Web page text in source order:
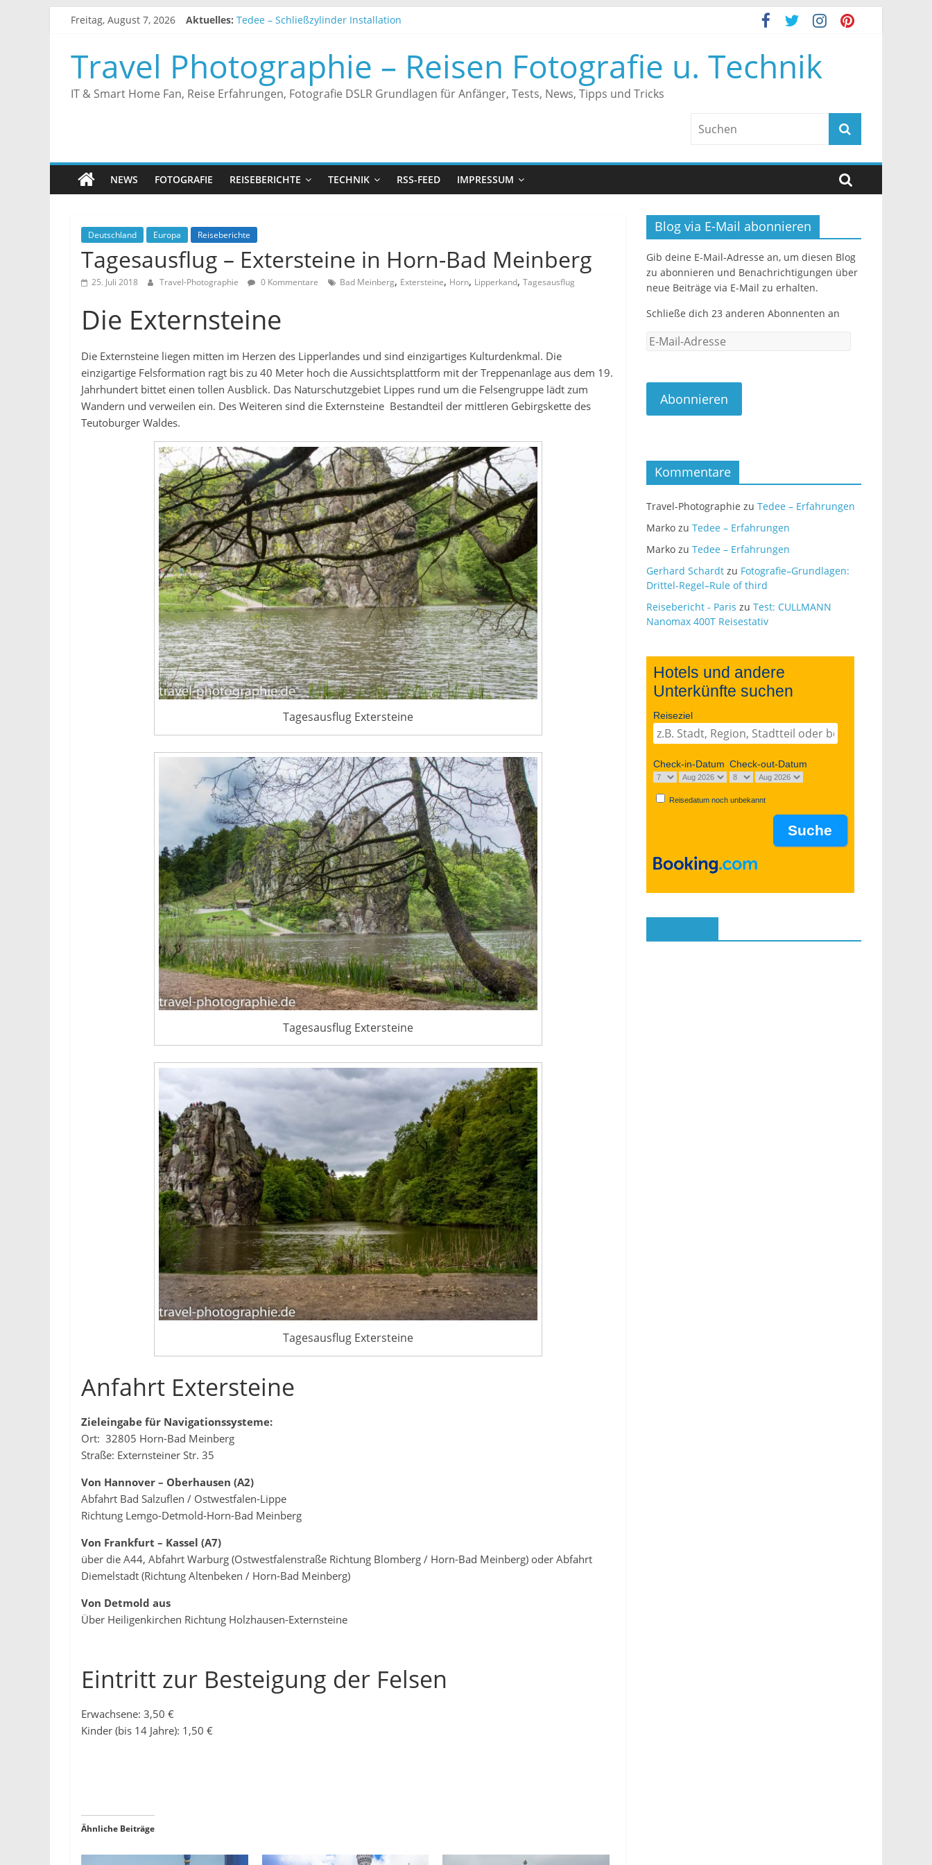
ZumFreitag, August 7, 2026 Aktuelles: Tedee – Schließzylinder Installation
Tedee – Smartes Türschloss an Alexa anbinden
Tedee – Erfahrungen
Travel Photographie – Reisen Fotografie u. Technik
IT & Smart Home Fan, Reise Erfahrungen, Fotografie DSLR Grundlagen für Anfänger, Tests, News, Tipps und Tricks
NEWS FOTOGRAFIE REISEBERICHTE TECHNIK RSS-FEED IMPRESSUM
Deutschland Europa Reiseberichte
Tagesausflug – Extersteine in Horn-Bad Meinberg
25. Juli 2018 Travel-Photographie 0 Kommentare Bad Meinberg, Extersteine, Horn, Lipperkand, Tagesausflug
Die Externsteine
Die Externsteine liegen mitten im Herzen des Lipperlandes und sind einzigartiges Kulturdenkmal. Die
einzigartige Felsformation ragt bis zu 40 Meter hoch die Aussichtsplattform mit der Treppenanlage aus dem 19.
Jahrhundert bittet einen tollen Ausblick. Das Naturschutzgebiet Lippes rund um die Felsengruppe lädt zum
Wandern und verweilen ein. Des Weiteren sind die Externsteine Bestandteil der mittleren Gebirgskette des
Teutoburger Waldes.
Tagesausflug Extersteine
Tagesausflug Extersteine
Tagesausflug Extersteine
Anfahrt Extersteine
Zieleingabe für Navigationssysteme:
Ort: 32805 Horn-Bad Meinberg
Straße: Externsteiner Str. 35
Von Hannover – Oberhausen (A2)
Abfahrt Bad Salzuflen / Ostwestfalen-Lippe
Richtung Lemgo-Detmold-Horn-Bad Meinberg
Von Frankfurt – Kassel (A7)
über die A44, Abfahrt Warburg (Ostwestfalenstraße Richtung Blomberg / Horn-Bad Meinberg) oder Abfahrt
Diemelstadt (Richtung Altenbeken / Horn-Bad Meinberg)
Von Detmold aus
Über Heiligenkirchen Richtung Holzhausen-Externsteine
Eintritt zur Besteigung der Felsen
Erwachsene: 3,50 €
Kinder (bis 14 Jahre): 1,50 €
Ähnliche Beiträge
Blog via E-Mail abonnieren
Gib deine E-Mail-Adresse an, um diesen Blog
zu abonnieren und Benachrichtigungen über
neue Beiträge via E-Mail zu erhalten.
Schließe dich 23 anderen Abonnenten an
E-
Abonnieren
Kommentare
Travel-Photographie zu Tedee – Erfahrungen
Marko zu Tedee – Erfahrungen
Marko zu Tedee – Erfahrungen
Gerhard Schardt zu Fotografie–Grundlagen:
Drittel-Regel–Rule of third
Reisebericht - Paris zu Test: CULLMANN
Nanomax 400T Reisestativ
Hotels und andere
Unterkünfte suchen
Reiseziel
Check-in-Datum Check-out-Datum
Reisedatum noch unbekannt